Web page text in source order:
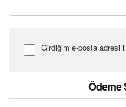
Girdiğim e-posta adresi
Ödeme